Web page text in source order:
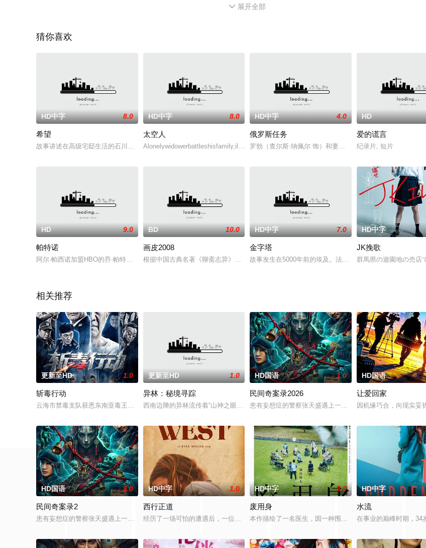
天堂电影网，更多相关信息可移步至豆瓣电影、电视猫或剧情网等平台了解。
 展开全部
猜你喜欢
HD中字 8.0
希望
故事讲述在高级宅邸生活的石川一家的儿子规士，在未经允许的外宿后失踪，他被怀疑与一桩杀人事件
HD中字 8.0
太空人
Alonelywidowerbattleshisfamily,illhealthandti
HD中字 4.0
俄罗斯任务
罗勃（查尔斯·纳佩尔 饰）和妻子苏珊（金伯利·凯茨 饰）来
HD
爱的谎言
纪录片, 短片
HD 9.0
帕特诺
阿尔·帕西诺加盟HBO的乔·帕特诺传记电影，将饰美式足球历史上最功勋卓著的教练之一乔·帕特
BD 10.0
画皮2008
根据中国古典名著《聊斋志异》改编。秦汉年间，都尉王生（陈坤饰）率王家军在西域苦战，并救
HD中字 7.0
金字塔
故事发生在5000年前的埃及。法老胡夫（杰克·霍金斯 Jack
HD中字
JK挽歌
群馬県の遊園地の売店
相关推荐
更新至HD 1.0
斩毒行动
云海市禁毒支队获悉东南亚毒王廖爷将携600余公斤毒品来云交易，火速成立“斩毒行动”专案组，
更新至HD 1.0
异林：秘境寻踪
西南边陲的异林流传着“山神之眼”的恐怖传说，生物系学生苏瑶与同学进山科考，却因遭遇飓风来
HD国语 1.0
民间奇案录2026
患有妄想症的警察张天盛遇上一起离奇的神像杀人事件，勘案
HD国语
让爱回家
因机缘巧合，向现实妥
HD国语 8.0
民间奇案录2
患有妄想症的警察张天盛遇上一起离奇的神像杀人事件，勘案过程中，牵引出“婴胎报仇”，“娘娘索
HD中字 1.0
西行正道
经历了一场可怕的遭遇后，一位小镇女子向疏远的哥哥借了钱，独自一人踏上穿越西德克萨斯州的
HD中字 3.0
废用身
本作描绘了一名医生，因一种围绕“废用身”——因瘫痪等原
HD中字
水流
在事业的巅峰时期，34